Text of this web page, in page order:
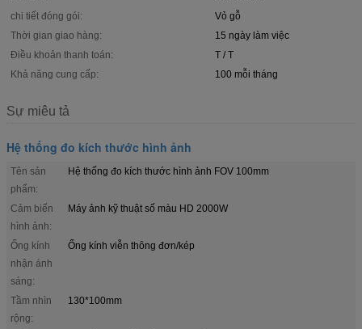
chi tiết đóng gói:
Vỏ gỗ
Thời gian giao hàng:
15 ngày làm việc
Điều khoản thanh toán:
T / T
Khả năng cung cấp:
100 mỗi tháng
Sự miêu tả
Hệ thống đo kích thước hình ảnh
Tên sản
phẩm:
Hệ thống đo kích thước hình ảnh FOV 100mm
Cảm biến
hình ảnh:
Máy ảnh kỹ thuật số màu HD 2000W
Ống kính
nhận ánh
sáng:
Ống kính viễn thông đơn/kép
Tầm nhìn
rộng:
130*100mm